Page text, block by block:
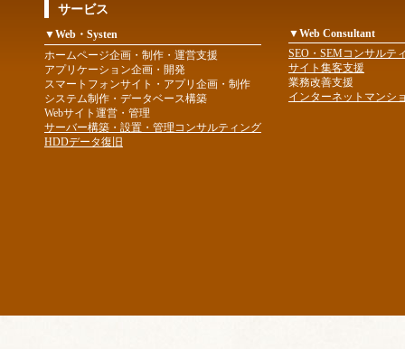
サービス
▼Web・Systen
ホームページ企画・制作・運営支援
アプリケーション企画・開発
スマートフォンサイト・アプリ企画・制作
システム制作・データベース構築
Webサイト運営・管理
サーバー構築・設置・管理コンサルティング
HDDデータ復旧
▼Web Consultant
SEO・SEMコンサルテ
サイト集客支援
業務改善支援
インターネットマンシ